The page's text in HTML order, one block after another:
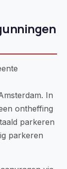
In
ontheffing
parkeren
parkeren